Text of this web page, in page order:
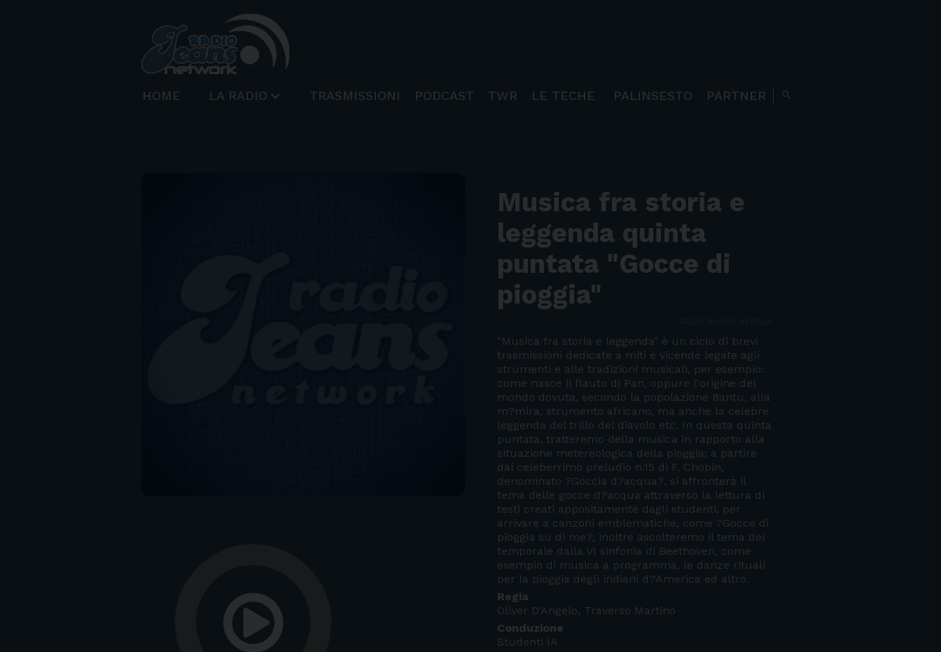
HOME LA RADIO TRASMISSIONI PODCAST TWR LE TECHE PALINSESTO PARTNER search
Musica fra storia e
leggenda quinta
puntata "Gocce di
pioggia"
"Musica fra storia e leggenda" è un ciclo di brevi
trasmissioni dedicate a miti e vicende legate agli
strumenti e alle tradizioni musicali, per esempio:
come nasce il flauto di Pan, oppure l'origine del
mondo dovuta, secondo la popolazione Bantu, alla
m?mira, strumento africano, ma anche la celebre
leggenda del trillo del diavolo etc. In questa quinta
puntata, tratteremo della musica in rapporto alla
situazione metereologica della pioggia; a partire
dal celeberrimo preludio n.15 di F. Chopin,
denominato ?Goccia d?acqua?, si affronterà il
tema delle gocce d?acqua attraverso la lettura di
testi creati appositamente dagli studenti, per
arrivare a canzoni emblematiche, come ?Gocce di
pioggia su di me?; inoltre ascolteremo il tema del
temporale dalla VI sinfonia di Beethoven, come
esempio di musica a programma, le danze rituali
per la pioggia degli indiani d?America ed altro.
Regia
Oliver D'Angelo, Traverso Martino
Conduzione
Studenti IA